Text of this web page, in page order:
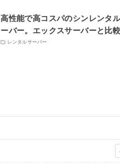
高性能で高コスパのシンレンタ
ーバー。エックスサーバーと比
レンタルサーバー